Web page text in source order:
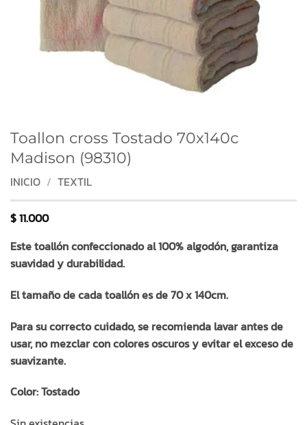
Toallon cross Tostado 70x140c
Madison (98310)
INICIO / TEXTIL
$11.000
Este toallón confeccionado al 100% algodón, garantiza
suavidad y durabilidad.
El tamaño de cada toallón es de 70 x 140cm.
Para su correcto cuidado, se recomienda lavar antes de
usar, no mezclar con colores oscuros y evitar el exceso de
suavizante.
Color: Tostado